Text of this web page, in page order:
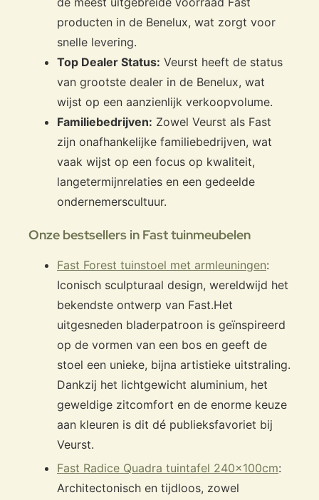
producten in de Benelux, wat zorgt voor
snelle levering.
Top Dealer Status: Veurst heeft de status
van grootste dealer in de Benelux, wat
wijst op een aanzienlijk verkoopvolume.
Familiebedrijven: Zowel Veurst als Fast
zijn onafhankelijke familiebedrijven, wat
vaak wijst op een focus op kwaliteit,
langetermijnrelaties en een gedeelde
ondernemerscultuur.
Onze bestsellers in Fast tuinmeubelen
Fast Forest tuinstoel met armleuningen:
Iconisch sculpturaal design, wereldwijd het
bekendste ontwerp van Fast.Het
uitgesneden bladerpatroon is geïnspireerd
op de vormen van een bos en geeft de
stoel een unieke, bijna artistieke uitstraling.
Dankzij het lichtgewicht aluminium, het
geweldige zitcomfort en de enorme keuze
aan kleuren is dit dé publieksfavoriet bij
Veurst.
Fast Radice Quadra tuintafel 240x100cm:
Architectonisch en tijdloos, zowel